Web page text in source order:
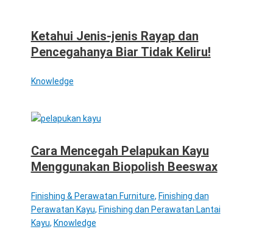
Ketahui Jenis-jenis Rayap dan
Pencegahanya Biar Tidak Keliru!
Knowledge
Cara Mencegah Pelapukan Kayu
Menggunakan Biopolish Beeswax
Finishing & Perawatan Furniture, Finishing dan
Perawatan Kayu, Finishing dan Perawatan Lantai
Kayu, Knowledge